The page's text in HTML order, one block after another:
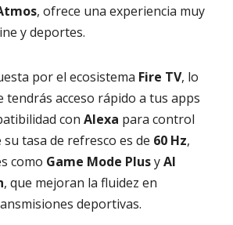
, ofrece una experiencia muy
y deportes.
por el ecosistema Fire TV, lo
tendrás acceso rápido a tus apps
con Alexa para control
tasa de refresco es de 60 Hz,
como Game Mode PlusyAI
, que mejoran la fluidez en
deportivas.